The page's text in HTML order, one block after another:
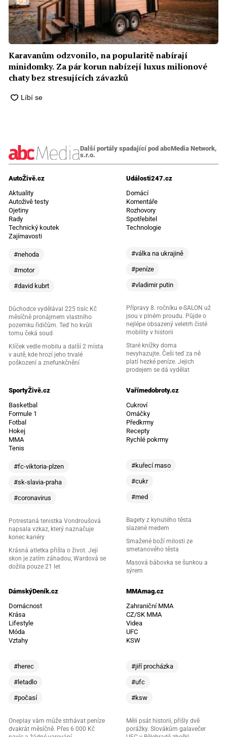
Karavanům odzvonilo, na popularitě nabírají
minidomky. Za pár korun nabízejí luxus milionové
chaty bez stresujících závazků
Další portály spadající pod abcMedia Network,
s.r.o.
AutoŽivě.cz
Aktuality
Autoživě testy
Ojetiny
Rady
Technický koutek
Zajímavosti
#nehoda
#motor
#david kubrt
Důchodce vydělával 225 tisíc Kč
měsíčně pronájmem vlastního
pozemku řidičům. Teď ho kvůli
tomu čeká soud
Klíček vedle mobilu a další 2 místa
v autě, kde hrozí jeho trvalé
poškození a znefunkčnění
Události247.cz
Domácí
Komentáře
Rozhovory
Spotřebitel
Technologie
#válka na ukrajině
#peníze
#vladimir putin
Přípravy 8. ročníku e-SALON už
jsou v plném proudu. Půjde o
nejlépe obsazený veletrh čisté
mobility v historii
Staré knížky doma
nevyhazujte. Češi teď za ně
platí hezké peníze. Jejich
prodejem se dá vydělat
SportyŽivě.cz
Basketbal
Formule 1
Fotbal
Hokej
MMA
Tenis
#fc-viktoria-plzen
#sk-slavia-praha
#coronavirus
Potrestaná tenistka Vondroušová
napsala vzkaz, který naznačuje
konec kariéry
Krásná atletka přišla o život. Její
skon je zatím záhadou, Wardová se
dožila pouze 21 let
Vařímedobroty.cz
Cukroví
Omáčky
Předkrmy
Recepty
Rychlé pokrmy
#kuřecí maso
#cukr
#med
Bagety z kynutého těsta
slazené medem
Smažené boží milosti ze
smetanového těsta
Masová bábovka se šunkou a
sýrem
DámskýDeník.cz
Domácnost
Krása
Lifestyle
Móda
Vztahy
#herec
#letadlo
#počasí
Oneplay vám může strhávat peníze
dvakrát měsíčně. Přes 6 000 Kč
MMAmag.cz
Zahraniční MMA
CZ/SK MMA
Videa
UFC
KSW
#jiří procházka
#ufc
#ksw
Měli psát historii, přišly dvě
porážky. Slovákům galavečer